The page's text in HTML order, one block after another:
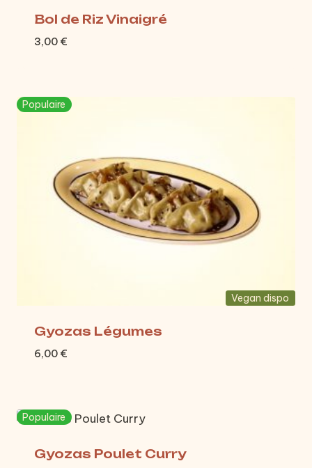
Bol de Riz Vinaigré
3,00 €
Populaire
Vegan dispo
Gyozas Légumes
6,00 €
Populaire
Gyozas Poulet Curry